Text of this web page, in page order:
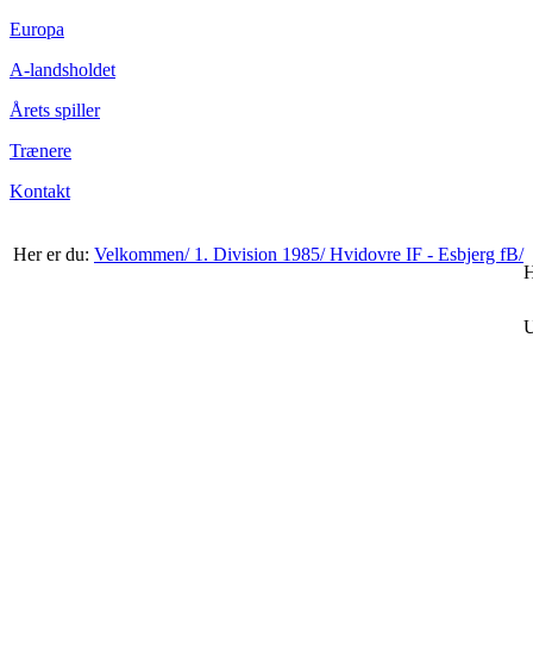
Europa
A-landsholdet
Årets spiller
Trænere
Kontakt
Her er du: Velkommen/ 1. Division 1985/Hvidovre IF - Esbjerg fB/